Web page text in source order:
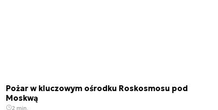
Pożar w kluczowym ośrodku Roskosmosu pod
Moskwą
2 min.